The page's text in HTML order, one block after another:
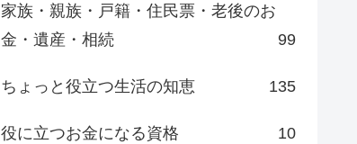
家族・親族・戸籍・住民票・老後のお
金・遺産・相続
99
ちょっと役立つ生活の知恵 135
役に立つお金になる資格 10